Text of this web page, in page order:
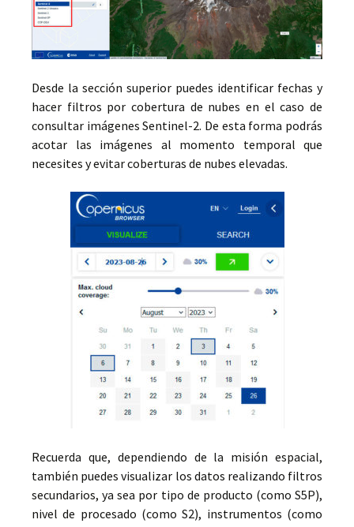
Desde la sección superior puedes identificar fechas y
hacer filtros por cobertura de nubes en el caso de
consultar imágenes Sentinel-2. De esta forma podrás
acotar las imágenes al momento temporal que
necesites y evitar coberturas de nubes elevadas.
Recuerda que, dependiendo de la misión espacial,
también puedes visualizar los datos realizando filtros
secundarios, ya sea por tipo de producto (como S5P),
nivel de procesado (como S2), instrumentos (como